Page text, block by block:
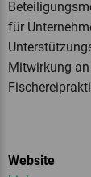
für
Mitwirkung
Website